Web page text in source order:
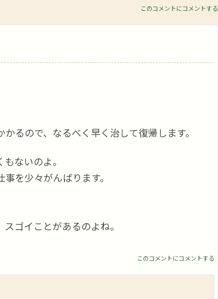
このコメントにコメントする
るので、なるべく早く治して復帰します。
ないのよ。
を少々がんばります。
ゴイことがあるのよね。
このコメントにコメントする